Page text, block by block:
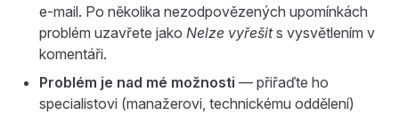
e-mail. Po několika nezodpovězených upomínkách
problém uzavřete jako Nelze vyřešits vysvětlením v
komentáři.
Problém je nad mé možnosti — přiřaďte ho
specialistovi (manažerovi, technickému oddělení)